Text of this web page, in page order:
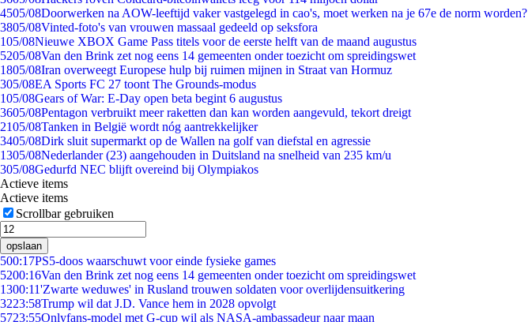
4505/08Doorwerken na AOW-leeftijd vaker vastgelegd in cao's, moet werken na je 67e de norm worden?
3805/08Vinted-foto's van vrouwen massaal gedeeld op seksfora
105/08Nieuwe XBOX Game Pass titels voor de eerste helft van de maand augustus
5205/08Van den Brink zet nog eens 14 gemeenten onder toezicht om spreidingswet
1805/08Iran overweegt Europese hulp bij ruimen mijnen in Straat van Hormuz
305/08EA Sports FC 27 toont The Grounds-modus
105/08Gears of War: E-Day open beta begint 6 augustus
3605/08Pentagon verbruikt meer raketten dan kan worden aangevuld, tekort dreigt
2105/08Tanken in België wordt nóg aantrekkelijker
3405/08Dirk sluit supermarkt op de Wallen na golf van diefstal en agressie
1305/08Nederlander (23) aangehouden in Duitsland na snelheid van 235 km/u
305/08Gedurfd NEC blijft overeind bij Olympiakos
Actieve items
Actieve items
Scrollbar gebruiken
opslaan
500:17PS5-doos waarschuwt voor einde fysieke games
5200:16Van den Brink zet nog eens 14 gemeenten onder toezicht om spreidingswet
1300:11'Zwarte weduwes' in Rusland trouwen soldaten voor overlijdensuitkering
3223:58Trump wil dat J.D. Vance hem in 2028 opvolgt
5723:55Onlyfans-model met G-cup wil als NASA-ambassadeur naar maan